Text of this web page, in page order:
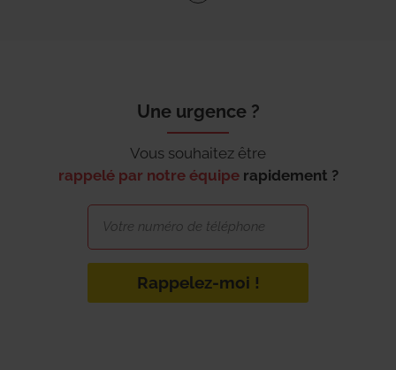
Une urgence ?
Vous souhaitez être
rappelé par notre équipe rapidement ?
Rappelez-moi !